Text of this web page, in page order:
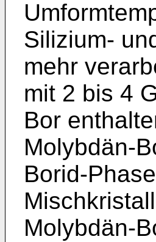
Silizium-
mehr
mit 2 bis 4
Bor
Molybdän-
Borid-
Molybdän-